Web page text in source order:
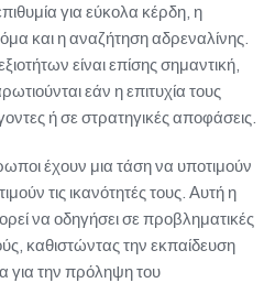
για εύκολα κέρδη, η
και η αναζήτηση αδρεναλίνης.
είναι επίσης σημαντική,
εάν η επιτυχία τους
ή σε στρατηγικές αποφάσεις.
έχουν μια τάση να υποτιμούν
τις ικανότητές τους. Αυτή η
να οδηγήσει σε προβληματικές
καθιστώντας την εκπαίδευση
για την πρόληψη του